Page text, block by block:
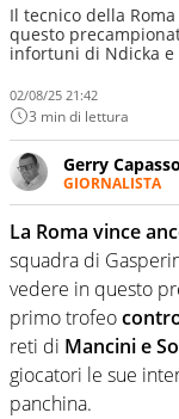
Il tecnico della
questo
infortuni di Ndicka e
02/08/25 21:42
3 min di lettura
Gerry Capasso
GIORNALISTA
Per lui gli
football,
dove altri
La Roma vince
squadra di
vedere in questo
primo trofeo
reti di Mancini e
giocatori le sue
panchina.